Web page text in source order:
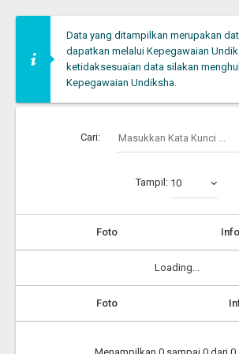
Data yang ditampilkan merupakan
dapatkan melalui Kepegawaian
ketidaksesuaian data silakan
Kepegawaian Undiksha.
Cari:
Tampil: 10
Foto
Loading...
Foto